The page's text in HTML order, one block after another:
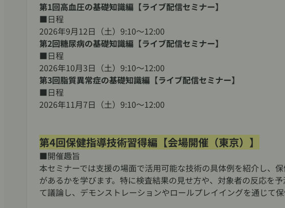
第1回高血圧の基礎知識編【ライブ配信セミナー】
■日程
2026年9月12日（土）9:10～12:00
第2回糖尿病の基礎知識編【ライブ配信セミナー】
■日程
2026年10月3日（土）9:10～12:00
第3回脂質異常症の基礎知識編【ライブ配信セミナー】
■日程
2026年11月7日（土）9:10～12:00
第4回保健指導技術習得編【会場開催（東京）】
■開催趣旨
本セミナーでは支援の場面で活用可能な技術の具体例を紹介し、
があるかを学びます。特に検査結果の見せ方や、対象者の反応を
て議論し、デモンストレーションやロールプレイイングを通じて保